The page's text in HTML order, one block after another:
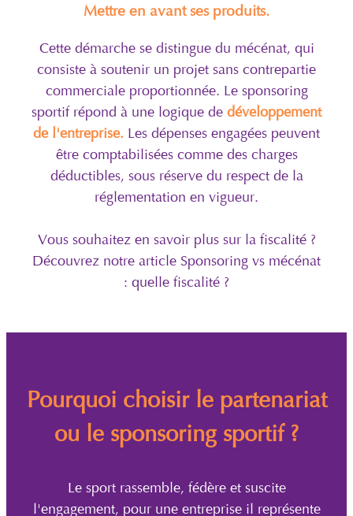
Mettre en avant ses produits.
Cette démarche se distingue du mécénat, qui
consiste à soutenir un projet sans contrepartie
commerciale proportionnée. Le sponsoring
sportif répond à une logique de développement
de l'entreprise. Les dépenses engagées peuvent
être comptabilisées comme des charges
déductibles, sous réserve du respect de la
réglementation en vigueur.
Vous souhaitez en savoir plus sur la fiscalité ?
Découvrez notre article Sponsoring vs mécénat
: quelle fiscalité ?
Pourquoi choisir le partenariat
ou le sponsoring sportif ?
Le sport rassemble, fédère et suscite
l'engagement, pour une entreprise il représente